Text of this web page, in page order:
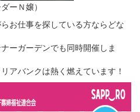
ーＮ嬢）
お仕事を探している方ならどな
ーガーデンでも同時開催しま
アバンクは熱く燃えています！